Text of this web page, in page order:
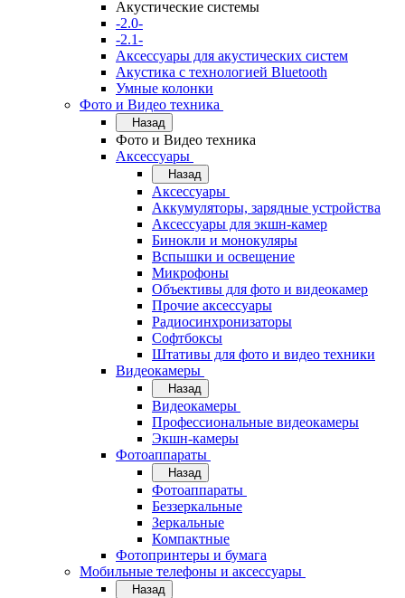
Акустические системы
-2.0-
-2.1-
Аксессуары для акустических систем
Акустика с технологией Bluetooth
Умные колонки
Фото и Видео техника
Назад
Фото и Видео техника
Аксессуары
Назад
Аксессуары
Аккумуляторы, зарядные устройства
Аксессуары для экшн-камер
Бинокли и монокуляры
Вспышки и освещение
Микрофоны
Объективы для фото и видеокамер
Прочие аксессуары
Радиосинхронизаторы
Софтбоксы
Штативы для фото и видео техники
Видеокамеры
Назад
Видеокамеры
Профессиональные видеокамеры
Экшн-камеры
Фотоаппараты
Назад
Фотоаппараты
Беззеркальные
Зеркальные
Компактные
Фотопринтеры и бумага
Мобильные телефоны и аксессуары
Назад